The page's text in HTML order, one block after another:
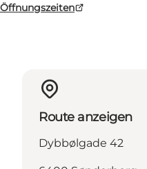
Öffnungszeiten
Route anzeigen
Dybbølgade 42